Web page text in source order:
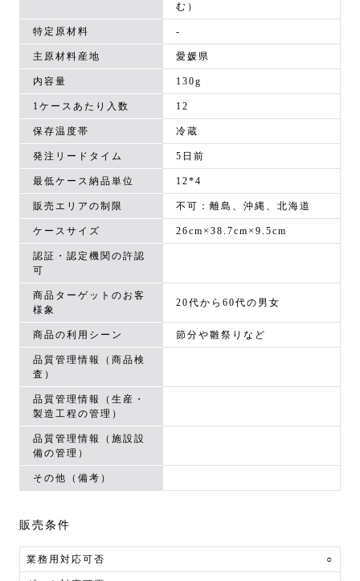
む）
特定原材料 -
主原材料産地 愛媛県
内容量 130g
1ケースあたり入数 12
保存温度帯 冷蔵
発注リードタイム 5日前
最低ケース納品単位 12*4
販売エリアの制限 不可：離島、沖縄、北海道
ケースサイズ 26cm×38.7cm×9.5cm
認証・認定機関の許認
可
商品ターゲットのお客
様象
20代から60代の男女
商品の利用シーン 節分や雛祭りなど
品質管理情報（商品検
査）
品質管理情報（生産・
製造工程の管理）
品質管理情報（施設設
備の管理）
その他（備考）
販売条件
業務用対応可否 ○